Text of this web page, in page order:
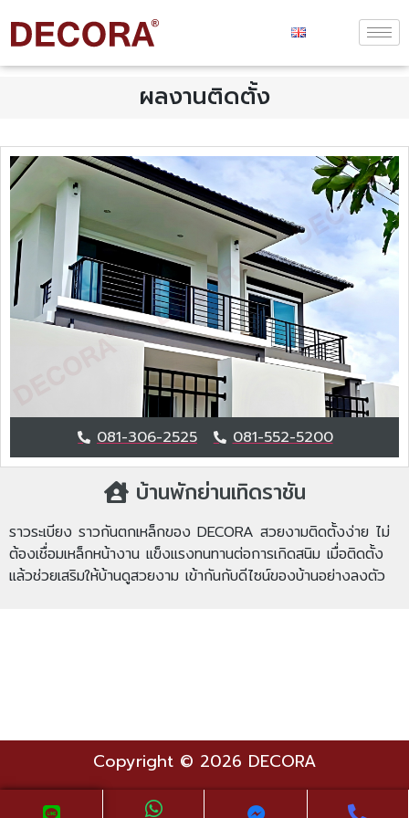
ผลงานติดตั้ง
081-306-2525 081-552-5200
บ้านพักย่านเทิดราชัน
ราวระเบียง ราวกันตกเหล็กของ DECORA สวยงามติดตั้งง่าย ไม่
ต้องเชื่อมเหล็กหน้างาน แข็งแรงทนทานต่อการเกิดสนิม เมื่อติดตั้ง
แล้วช่วยเสริมให้บ้านดูสวยงาม เข้ากันกับดีไซน์ของบ้านอย่างลงตัว
Copyright © 2026 DECORA